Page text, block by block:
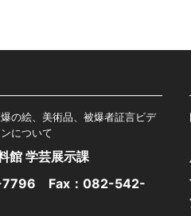
の絵、美術品、被爆者証言ビデ
について
館 学芸展示課
Fax：082-542-